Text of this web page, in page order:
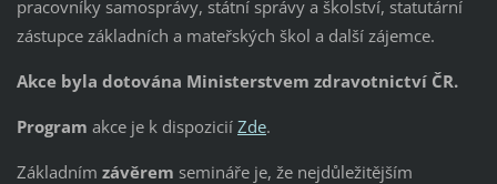
pracovníky samosprávy, státní správy a školství, statutární
zástupce základních a mateřských škol a další zájemce.
Akce byla dotována Ministerstvem zdravotnictví ČR.
Program akce je k dispozicií Zde.
Základním závěrem semináře je, že nejdůležitějším